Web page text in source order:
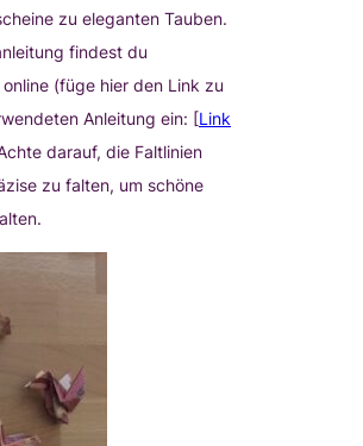
zu eleganten Tauben.
findest du
(füge hier den Link zu
Anleitung ein: [Link
darauf, die Faltlinien
zu falten, um schöne